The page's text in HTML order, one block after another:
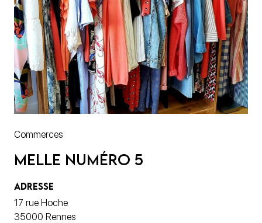
Commerces
Melle Numéro 5
ADRESSE
17 rue Hoche
35000 Rennes